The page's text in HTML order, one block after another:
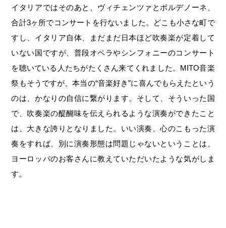
イタリアではそのあと、ヴィチェンツァとポルデノーネ、
合計3ヶ所でコンサートを行ないました。どこも小さな町で
すし、イタリア自体、まだまだ日本ほど吹奏楽が定着して
いない国ですが、普段オペラやシンフォニーのコンサート
を聴いている人たちがたくさん来てくれました。MITO音楽
祭もそうですが、本当の“音楽好き”に喜んでもらえたという
のは、かなりの自信に繋がります。そして、そういった国
で、吹奏楽の醍醐味を伝えられるような演奏ができたこと
は、大きな誇りとなりました。いい演奏、心のこもった演
奏をすれば、別に演奏形態は問題じゃないということは、
ヨーロッパのお客さんに教えていただいたような気がしま
す。